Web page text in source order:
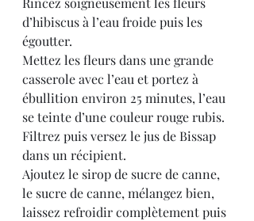
d’hibiscus à l’eau froide puis les
égoutter.
Mettez les fleurs dans une grande
casserole avec l’eau et portez à
ébullition environ 25 minutes, l’eau
se teinte d’une couleur rouge rubis.
Filtrez puis versez le jus de Bissap
dans un récipient.
Ajoutez le sirop de sucre de canne,
le sucre de canne, mélangez bien,
laissez refroidir complètement puis